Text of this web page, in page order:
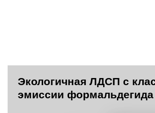
Экологичная ЛДСП с
эмиссии формальдегида